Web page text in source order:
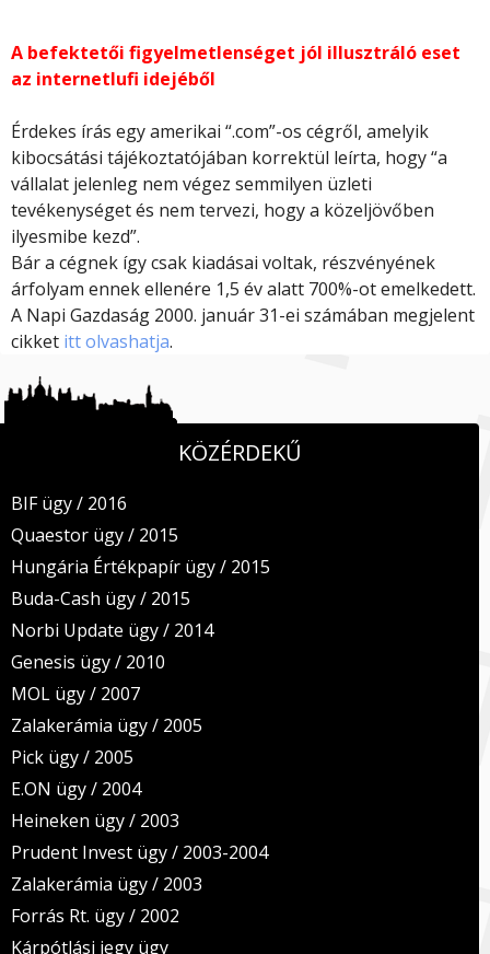
A befektetői figyelmetlenséget jól illusztráló eset
az internetlufi idejéből
Érdekes írás egy amerikai “.com”-os cégről, amelyik
kibocsátási tájékoztatójában korrektül leírta, hogy “a
vállalat jelenleg nem végez semmilyen üzleti
tevékenységet és nem tervezi, hogy a közeljövőben
ilyesmibe kezd”.
Bár a cégnek így csak kiadásai voltak, részvényének
árfolyam ennek ellenére 1,5 év alatt 700%-ot emelkedett.
A Napi Gazdaság 2000. január 31-ei számában megjelent
cikket itt olvashatja.
KÖZÉRDEKŰ
BIF ügy / 2016
Quaestor ügy / 2015
Hungária Értékpapír ügy / 2015
Buda-Cash ügy / 2015
Norbi Update ügy / 2014
Genesis ügy / 2010
MOL ügy / 2007
Zalakerámia ügy / 2005
Pick ügy / 2005
E.ON ügy / 2004
Heineken ügy / 2003
Prudent Invest ügy / 2003-2004
Zalakerámia ügy / 2003
Forrás Rt. ügy / 2002
Kárpótlási jegy ügy